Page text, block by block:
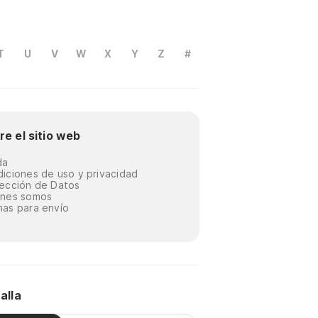
U V W X Y Z #
el sitio web
de uso y privacidad
de Datos
somos
para envío